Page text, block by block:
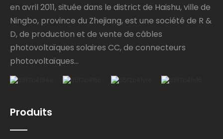
en avril 2011, située dans le district de Haishu, ville de
Ningbo, province du Zhejiang, est une société de R &
D, de production et de vente de câbles
photovoltaïques solaires CC, de connecteurs
photovoltaïques...
Produits